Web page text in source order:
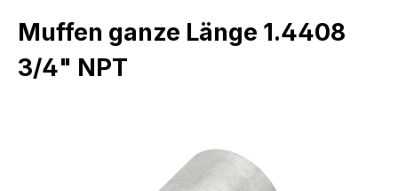
Muffen ganze Länge 1.4408
3/4" NPT